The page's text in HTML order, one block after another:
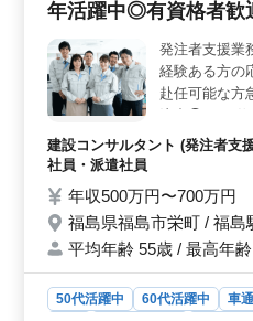
に悩むことなく、快適な職場
す。 ＜福利厚生充実＞ 会
を重視し、充実した福利厚生
険や労災保険、健康保険な
安心して働くことができます
間外労働の手当もしっかりと
年活躍中◎有資格者
発注者支援業
経験ある方の
赴任可能な
事監督支援
あり ・資料作
用宿舎完備 ＊
木施工管理業
合わせ下さい
ります／
建設コンサルタント (発注者支
社員・派遣社員
年収500万円〜700万円
福島県福島市栄町 / 福島
平均年齢 55歳 / 最高年
50代活躍中 60代活躍中 車